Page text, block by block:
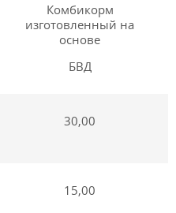
Комбикорм
изготовленный на
основе
БВД
30,00
15,00